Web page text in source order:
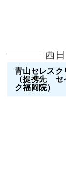
西
青山セレスク
（提携先 セ
ク福岡院）